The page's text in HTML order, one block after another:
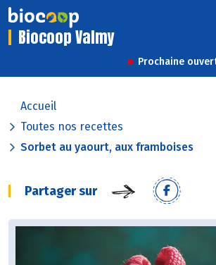
Biocoop Valmy
Prochaine
Accueil
Toutes nos recettes
Sorbet au yaourt, aux framboises
Partager sur